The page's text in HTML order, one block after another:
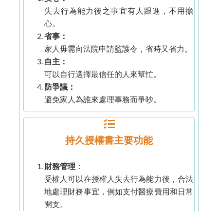
必須在律師和醫生的見證下簽署，需向高等法院註冊
才能生效
程序較為簡單
撤銷條件
一旦授權人失去精神行為能力，就不能輕易撤銷，除
非經過法院程序。
隨時由授權人撤銷
失去行為能力後之事宜有人跟進，不用擔
心。
省事：
家人毋需向法院申請監護令，省時又省力。
自主：
可以自行選擇最信任的人來幫忙。
防爭議：
避免家人為誰來處理事務而爭吵。
持久授權書主要功能
財務管理 ：
受權人可以在授權人失去行為能力後，合法
地處理財務事宜，例如支付醫療費用和日常
開支。